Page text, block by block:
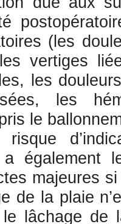
(les
vertiges
les
les
le
également
majeures
de la plaie
lâchage de